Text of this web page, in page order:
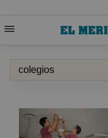
colegios